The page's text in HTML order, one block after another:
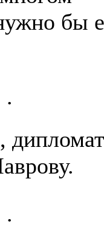
бы
.
.